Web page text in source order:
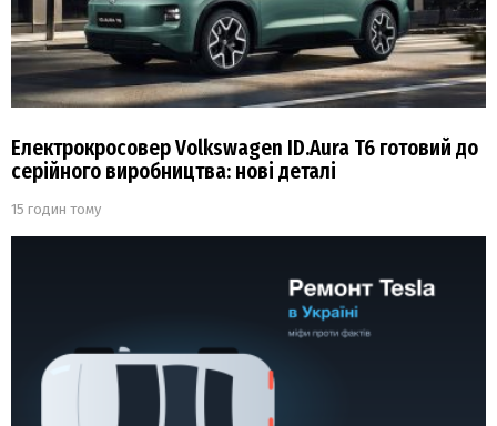
Електрокросовер Volkswagen ID.Aura T6 готовий до
серійного виробництва: нові деталі
15 годин тому